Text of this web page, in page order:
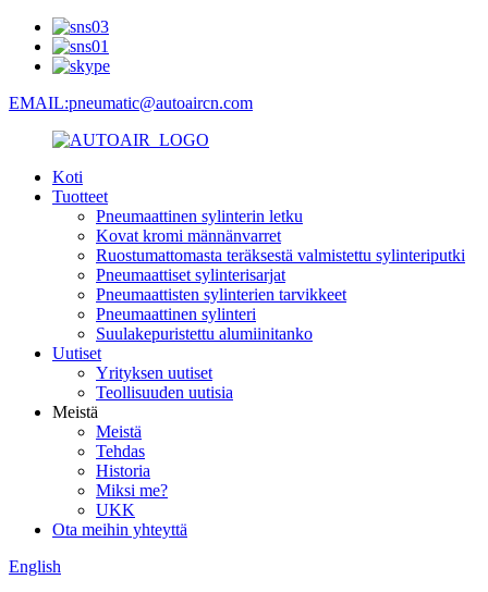
EMAIL:pneumatic@autoaircn.com
Koti
Tuotteet
Pneumaattinen sylinterin letku
Kovat kromi männänvarret
Ruostumattomasta teräksestä valmistettu sylinteriputki
Pneumaattiset sylinterisarjat
Pneumaattisten sylinterien tarvikkeet
Pneumaattinen sylinteri
Suulakepuristettu alumiinitanko
Uutiset
Yrityksen uutiset
Teollisuuden uutisia
Meistä
Meistä
Tehdas
Historia
Miksi me?
UKK
Ota meihin yhteyttä
English